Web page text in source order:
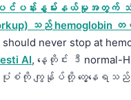
ပင်ပန်းနွမ်းနယ်မှုအတွက် သံ
သည် hemoglobin
should never stop at
AI, နေ့တိုင်း ဒီ normal-
ပုံစံကို ကျွန်ုပ်တို့ တွေ့နေရသ